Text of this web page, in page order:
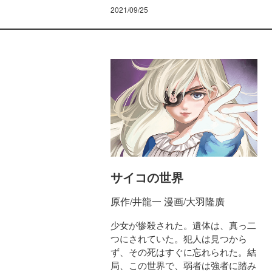
2021/09/25
サイコの世界
原作/井龍一 漫画/大羽隆廣
少女が惨殺された。遺体は、真っ二
つにされていた。犯人は見つから
ず、その死はすぐに忘れられた。結
局、この世界で、弱者は強者に踏み